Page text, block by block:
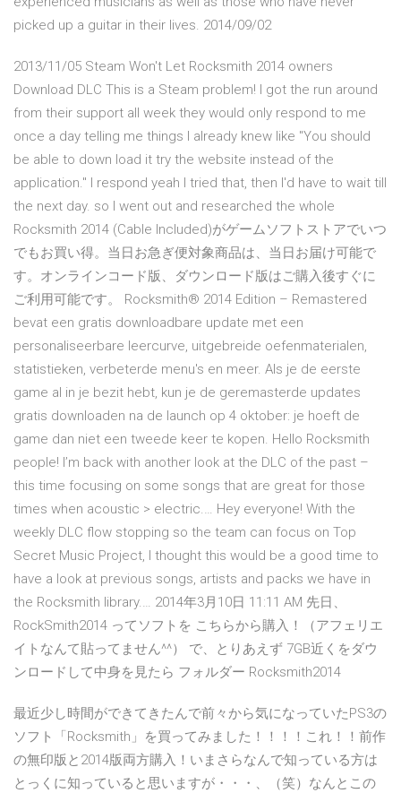
picked up a guitar in their lives. 2014/09/02
2013/11/05 Steam Won't Let Rocksmith 2014 owners
Download DLC This is a Steam problem! I got the run around
from their support all week they would only respond to me
once a day telling me things I already knew like "You should
be able to down load it try the website instead of the
application." I respond yeah I tried that, then I'd have to wait till
the next day. so I went out and researched the whole
Rocksmith 2014 (Cable Included)がゲームソフトストアでいつ
でもお買い得。当日お急ぎ便対象商品は、当日お届け可能で
す。オンラインコード版、ダウンロード版はご購入後すぐに
ご利用可能です。 Rocksmith® 2014 Edition – Remastered
bevat een gratis downloadbare update met een
personaliseerbare leercurve, uitgebreide oefenmaterialen,
statistieken, verbeterde menu's en meer. Als je de eerste
game al in je bezit hebt, kun je de geremasterde updates
gratis downloaden na de launch op 4 oktober: je hoeft de
game dan niet een tweede keer te kopen. Hello Rocksmith
people! I’m back with another look at the DLC of the past –
this time focusing on some songs that are great for those
times when acoustic > electric.… Hey everyone! With the
weekly DLC flow stopping so the team can focus on Top
Secret Music Project, I thought this would be a good time to
have a look at previous songs, artists and packs we have in
the Rocksmith library.… 2014年3月10日 11:11 AM 先日、
RockSmith2014 ってソフトを こちらから購入！（アフェリエ
イトなんて貼ってません^^） で、とりあえず 7GB近くをダウ
ンロードして中身を見たら フォルダー Rocksmith2014
最近少し時間ができてきたんで前々から気になっていたPS3の
ソフト「Rocksmith」を買ってみました！！！！これ！！前作
の無印版と2014版両方購入！いまさらなんで知っている方は
とっくに知っていると思いますが・・・、（笑）なんとこの